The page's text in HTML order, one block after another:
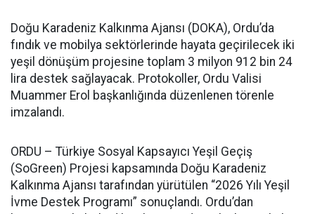
Doğu Karadeniz Kalkınma Ajansı (DOKA), Ordu’da
fındık ve mobilya sektörlerinde hayata geçirilecek iki
yeşil dönüşüm projesine toplam 3 milyon 912 bin 24
lira destek sağlayacak. Protokoller, Ordu Valisi
Muammer Erol başkanlığında düzenlenen törenle
imzalandı.
ORDU – Türkiye Sosyal Kapsayıcı Yeşil Geçiş
(SoGreen) Projesi kapsamında Doğu Karadeniz
Kalkınma Ajansı tarafından yürütülen “2026 Yılı Yeşil
İvme Destek Programı” sonuçlandı. Ordu’dan